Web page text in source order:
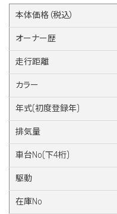
本体価格（税込）
オーナー歴
走行距離
カラー
年式(初度登録年)
排気量
車台No(下4桁)
駆動
在庫No